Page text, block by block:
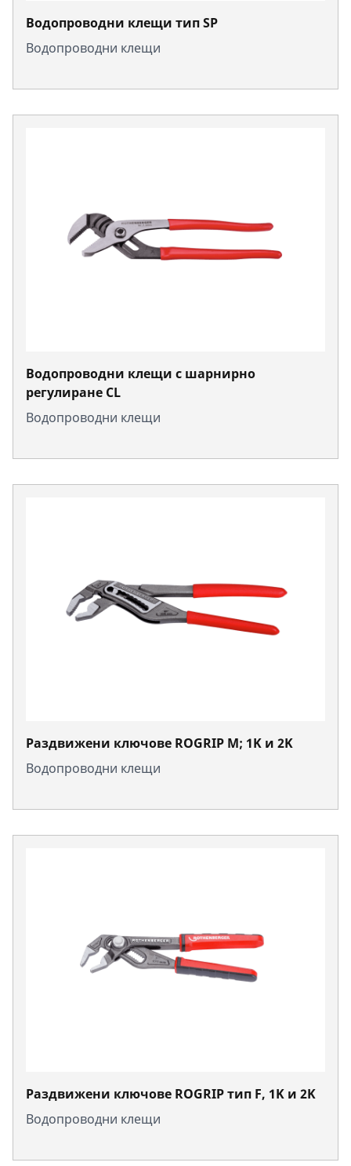
Водопроводни клещи тип SP
Водопроводни клещи
Водопроводни клещи с шарнирно
регулиране CL
Водопроводни клещи
Раздвижени ключове ROGRIP M; 1K и 2K
Водопроводни клещи
Раздвижени ключове ROGRIP тип F, 1K и 2K
Водопроводни клещи